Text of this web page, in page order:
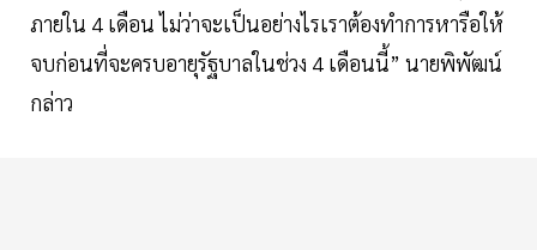
ภายใน 4 เดือน ไม่ว่าจะเป็นอย่างไรเราต้องทำการหารือให้
จบก่อนที่จะครบอายุรัฐบาลในช่วง 4 เดือนนี้” นายพิพัฒน์
กล่าว